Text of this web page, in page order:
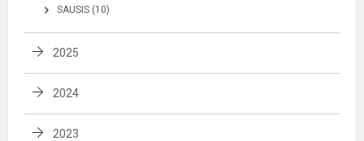
SAUSIS (10)
2025
2024
2023